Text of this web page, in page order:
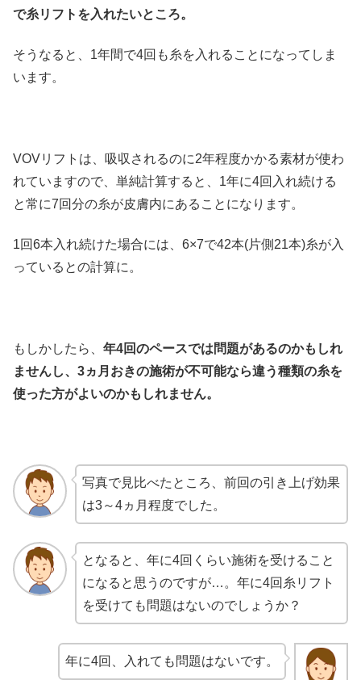
で糸リフトを入れたいところ。
そうなると、1年間で4回も糸を入れることになってしま
います。
VOVリフトは、吸収されるのに2年程度かかる素材が使わ
れていますので、単純計算すると、1年に4回入れ続ける
と常に7回分の糸が皮膚内にあることになります。
1回6本入れ続けた場合には、6×7で42本(片側21本)糸が入
っているとの計算に。
もしかしたら、 年4回のペースでは問題があるのかもしれ
ませんし、3ヵ月おきの施術が不可能なら違う種類の糸を
使った方がよいのかもしれません。
写真で見比べたところ、前回の引き上げ効果
は3～4ヵ月程度でした。
となると、年に4回くらい施術を受けること
になると思うのですが…。年に4回糸リフト
を受けても問題はないのでしょうか？
年に4回、入れても問題はないです。